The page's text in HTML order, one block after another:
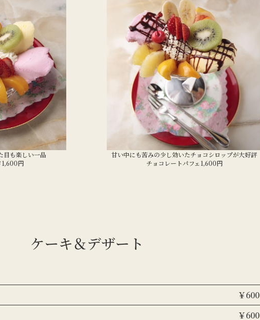
目も楽しい一品
1,600円
甘い中にも苦みの少し効いたチョコシロップが大好評
チョコレートパフェ1,600円
ケーキ＆デザート
￥600
￥600